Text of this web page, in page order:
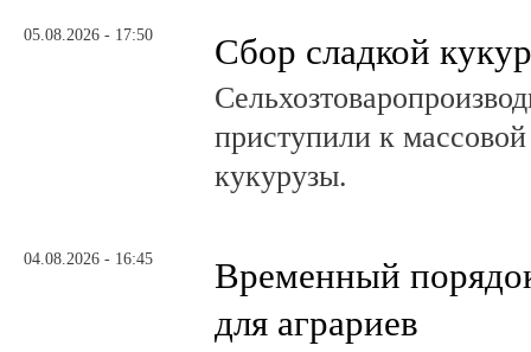
05.08.2026 - 17:50 Сбор сладкой
приступили к
кукурузы.
04.08.2026 - 16:45
Временный
для аграриев